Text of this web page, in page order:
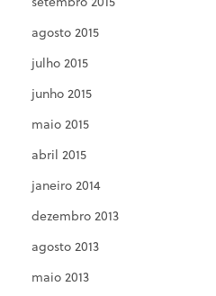
agosto 2015
julho 2015
junho 2015
maio 2015
abril 2015
janeiro 2014
dezembro 2013
agosto 2013
maio 2013